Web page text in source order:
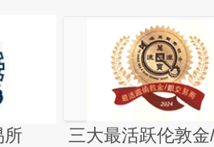
所
三大最活跃伦敦金